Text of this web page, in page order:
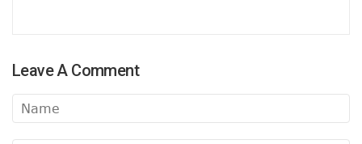
किसानों के हितैषी ही बने दुश्मन !
बीजेपी अध्यक्ष वही, जिसे योगी कहें सही
Leave A Comment